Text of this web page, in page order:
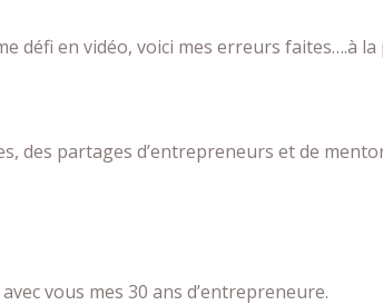
défi en vidéo, voici mes erreurs faites….à
des partages d’entrepreneurs et de
vous mes 30 ans d’entrepreneure.